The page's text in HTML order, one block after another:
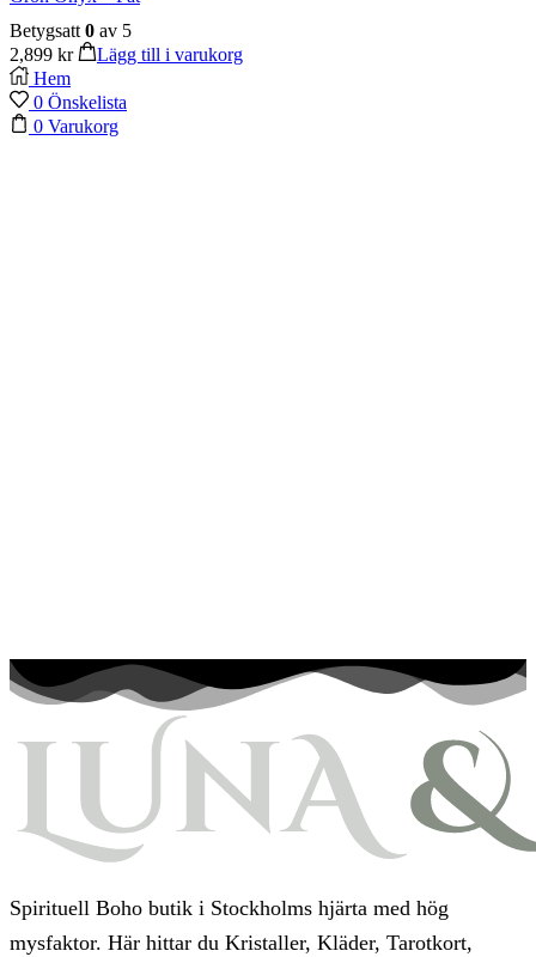
Betygsatt 0 av 5
2,899 kr
Lägg till i varukorg
Hem
0 Önskelista
0 Varukorg
Spirituell Boho butik i Stockholms hjärta med hög
mysfaktor. Här hittar du Kristaller, Kläder, Tarotkort,